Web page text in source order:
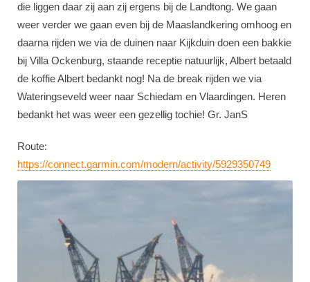
die liggen daar zij aan zij ergens bij de Landtong. We gaan
weer verder we gaan even bij de Maaslandkering omhoog en
daarna rijden we via de duinen naar Kijkduin doen een bakkie
bij Villa Ockenburg, staande receptie natuurlijk, Albert betaald
de koffie Albert bedankt nog! Na de break rijden we via
Wateringseveld weer naar Schiedam en Vlaardingen. Heren
bedankt het was weer een gezellig tochie! Gr. JanS
Route:
https://connect.garmin.com/modern/activity/5929350749